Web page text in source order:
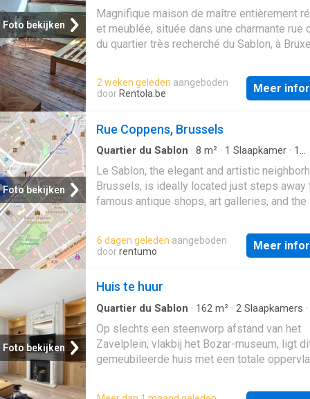
bicycle parking area. Just a few steps from
Sablon, famous for its antique dealers and
you will be charmed by the centre and its
soul. Its many restaurants, terraces and
Belgium. A real pleasure that combines art
gastronomy, city and village, all in a most
Foto bekijken
Magnifique maison de maître entièrement
et meublée, située dans une charmante rue
du quartier très recherché du Sablon, à
travailleurs. La maison comprend 7
confortables, une cuisine entièrement
plusieurs salles d'eau et de beaux espaces
agréable, à quelques minutes à pied des
en commun, des commerces, des
centre-ville. Une opportunité rare alliant
confort et situation exceptionnelle
visiter avant fin des aménagements
2 weken geleden aangeboden
door Rentola.be Meer
Foto bekijken
Rue Coppens, Brussels
Quartier du Sablon · 8 m² · 1 Slaapkamer · 1
Le Sablon, the elegant and artistic
Brussels, is ideally located just steps away
famous antique shops, art galleries, and the
unique living environment in the heart of t
6 dagen geleden aangeboden
doorrentumo Meer
Foto bekijken
Huis te huur
Quartier du Sablon · 162 m² · 2 Slaapkamers ·
Geschakelde Woning
Op slechts een steenworp afstand van het
Zavelplein, vlakbij het Bozar-museum, ligt
gemeubileerde huis met een totale
de moderne lijnen, de sfeer en de ideale